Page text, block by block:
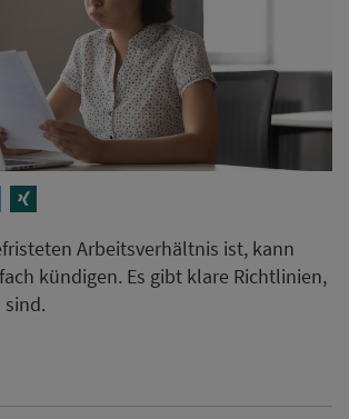
Arbeitsverhältnis ist, kann
kündigen. Es gibt klare Richtlinien,
sind.